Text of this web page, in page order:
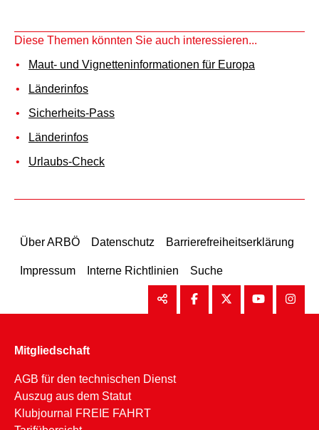
Diese Themen könnten Sie auch interessieren...
Maut- und Vignetteninformationen für Europa
Länderinfos
Sicherheits-Pass
Länderinfos
Urlaubs-Check
Über ARBÖ Datenschutz Barrierefreiheitserklärung
Impressum Interne Richtlinien Suche
Mitgliedschaft
AGB für den technischen Dienst
Auszug aus dem Statut
Klubjournal FREIE FAHRT